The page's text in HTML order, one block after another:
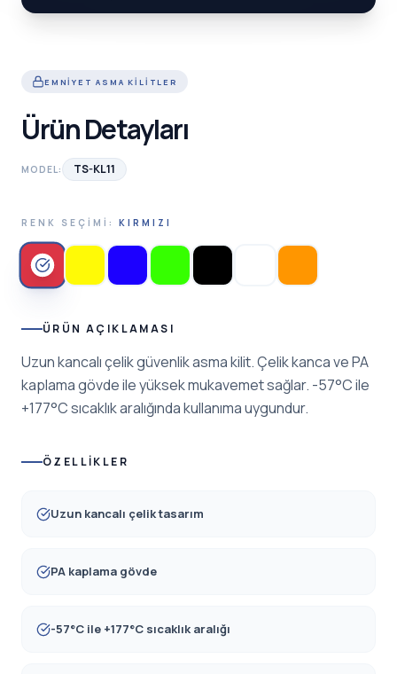
EMNIYET ASMA KILITLER
Ürün Detayları
MODEL: TS-KL11
RENK SEÇIMI: KIRMIZI
ÜRÜN AÇIKLAMASI
Uzun kancalı çelik güvenlik asma kilit. Çelik kanca ve PA
kaplama gövde ile yüksek mukavemet sağlar. -57°C ile
+177°C sıcaklık aralığında kullanıma uygundur.
ÖZELLIKLER
Uzun kancalı çelik tasarım
PA kaplama gövde
-57°C ile +177°C sıcaklık aralığı